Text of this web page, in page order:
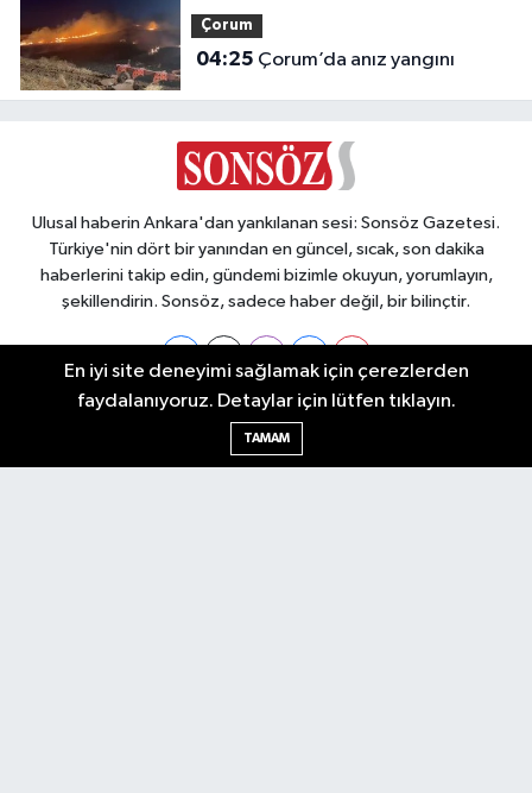
Çorum
04:25 Çorum’da anız yangını
Ulusal haberin Ankara'dan yankılanan sesi: Sonsöz Gazetesi.
Türkiye'nin dört bir yanından en güncel, sıcak, son dakika
haberlerini takip edin, gündemi bizimle okuyun, yorumlayın,
şekillendirin. Sonsöz, sadece haber değil, bir bilinçtir.
Ankara Nöbetçi Eczaneler
En iyi site deneyimi sağlamak için çerezlerden
faydalanıyoruz. Detaylar için lütfen tıklayın.
TAMAM